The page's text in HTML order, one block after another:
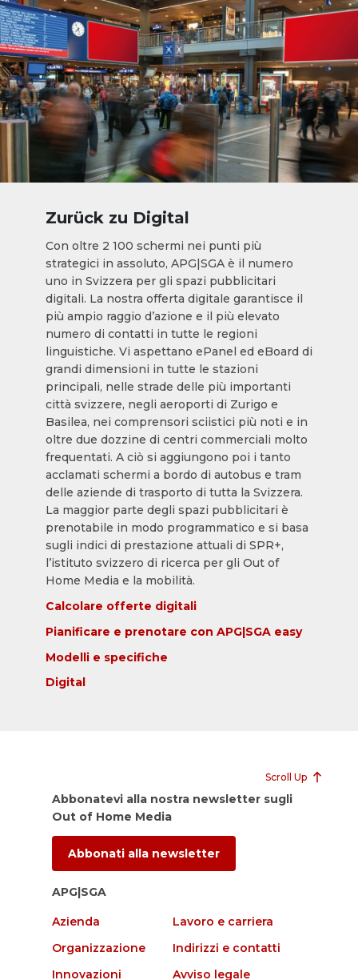
Zurück zu Digital
Con oltre 2 100 schermi nei punti più
strategici in assoluto, APG|SGA è il numero
uno in Svizzera per gli spazi pubblicitari
digitali. La nostra offerta digitale garantisce il
più ampio raggio d’azione e il più elevato
numero di contatti in tutte le regioni
linguistiche. Vi aspettano ePanel ed eBoard di
grandi dimensioni in tutte le stazioni
principali, nelle strade delle più importanti
città svizzere, negli aeroporti di Zurigo e
Basilea, nei comprensori sciistici più noti e in
oltre due dozzine di centri commerciali molto
frequentati. A ciò si aggiungono poi i tanto
acclamati schermi a bordo di autobus e tram
delle aziende di trasporto di tutta la Svizzera.
La maggior parte degli spazi pubblicitari è
prenotabile in modo programmatico e si basa
sugli indici di prestazione attuali di SPR+,
l’istituto svizzero di ricerca per gli Out of
Home Media e la mobilità.
Calcolare offerte digitali
Pianificare e prenotare con APG|SGA easy
Modelli e specifiche
Digital
Scroll Up
Abbonatevi alla nostra newsletter sugli
Out of Home Media
Abbonati alla newsletter
APG|SGA
Azienda
Lavoro e carriera
Organizzazione
Indirizzi e contatti
Innovazioni
Avviso legale